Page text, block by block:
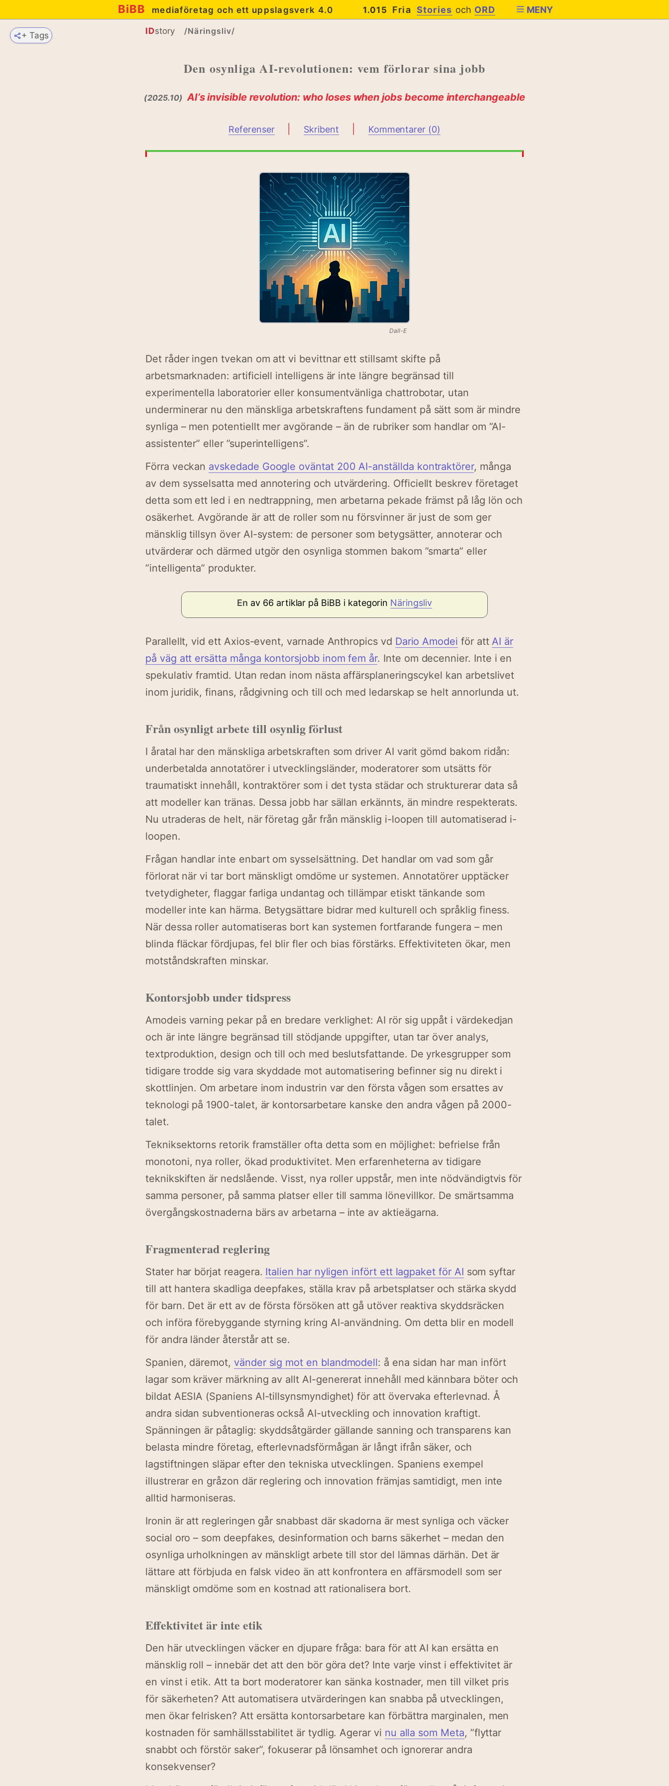
BiBB mediaföretag och ett uppslagsverk 4.0 1.015 Fria Stories och ORD MENY
+ Tags IDstory /Näringsliv/
Den osynliga AI-revolutionen: vem förlorar sina jobb
(2025.10) AI’s invisible revolution: who loses when jobs become interchangeable
Referenser Skribent Kommentarer (0)
Dall-E
Det råder ingen tvekan om att vi bevittnar ett stillsamt skifte på
arbetsmarknaden: artificiell intelligens är inte längre begränsad till
experimentella laboratorier eller konsumentvänliga chattrobotar, utan
underminerar nu den mänskliga arbetskraftens fundament på sätt som är mindre
synliga – men potentiellt mer avgörande – än de rubriker som handlar om ”AI-
assistenter” eller ”superintelligens”.
Förra veckan avskedade Google oväntat 200 AI-anställda kontraktörer, många
av dem sysselsatta med annotering och utvärdering. Officiellt beskrev företaget
detta som ett led i en nedtrappning, men arbetarna pekade främst på låg lön och
osäkerhet. Avgörande är att de roller som nu försvinner är just de som ger
mänsklig tillsyn över AI-system: de personer som betygsätter, annoterar och
utvärderar och därmed utgör den osynliga stommen bakom ”smarta” eller
”intelligenta” produkter.
En av 66 artiklar på BiBB i kategorin Näringsliv
Parallellt, vid ett Axios-event, varnade Anthropics vd Dario Amodei för attAI är
på väg att ersätta många kontorsjobb inom fem år. Inte om decennier. Inte i en
spekulativ framtid. Utan redan inom nästa affärsplaneringscykel kan arbetslivet
inom juridik, finans, rådgivning och till och med ledarskap se helt annorlunda ut.
Från osynligt arbete till osynlig förlust
I åratal har den mänskliga arbetskraften som driver AI varit gömd bakom ridån:
underbetalda annotatörer i utvecklingsländer, moderatorer som utsätts för
traumatiskt innehåll, kontraktörer som i det tysta städar och strukturerar data så
att modeller kan tränas. Dessa jobb har sällan erkännts, än mindre respekterats.
Nu utraderas de helt, när företag går från mänsklig i-loopen till automatiserad i-
loopen.
Frågan handlar inte enbart om sysselsättning. Det handlar om vad som går
förlorat när vi tar bort mänskligt omdöme ur systemen. Annotatörer upptäcker
tvetydigheter, flaggar farliga undantag och tillämpar etiskt tänkande som
modeller inte kan härma. Betygsättare bidrar med kulturell och språklig finess.
När dessa roller automatiseras bort kan systemen fortfarande fungera – men
blinda fläckar fördjupas, fel blir fler och bias förstärks. Effektiviteten ökar, men
motståndskraften minskar.
Kontorsjobb under tidspress
Amodeis varning pekar på en bredare verklighet: AI rör sig uppåt i värdekedjan
och är inte längre begränsad till stödjande uppgifter, utan tar över analys,
textproduktion, design och till och med beslutsfattande. De yrkesgrupper som
tidigare trodde sig vara skyddade mot automatisering befinner sig nu direkt i
skottlinjen. Om arbetare inom industrin var den första vågen som ersattes av
teknologi på 1900-talet, är kontorsarbetare kanske den andra vågen på 2000-
talet.
Tekniksektorns retorik framställer ofta detta som en möjlighet: befrielse från
monotoni, nya roller, ökad produktivitet. Men erfarenheterna av tidigare
teknikskiften är nedslående. Visst, nya roller uppstår, men inte nödvändigtvis för
samma personer, på samma platser eller till samma lönevillkor. De smärtsamma
övergångskostnaderna bärs av arbetarna – inte av aktieägarna.
Fragmenterad reglering
Stater har börjat reagera. Italien har nyligen infört ett lagpaket för AI som syftar
till att hantera skadliga deepfakes, ställa krav på arbetsplatser och stärka skydd
för barn. Det är ett av de första försöken att gå utöver reaktiva skyddsräcken
och införa förebyggande styrning kring AI-användning. Om detta blir en modell
för andra länder återstår att se.
Spanien, däremot, vänder sig mot en blandmodell: å ena sidan har man infört
lagar som kräver märkning av allt AI-genererat innehåll med kännbara böter och
bildat AESIA (Spaniens AI-tillsynsmyndighet) för att övervaka efterlevnad. Å
andra sidan subventioneras också AI-utveckling och innovation kraftigt.
Spänningen är påtaglig: skyddsåtgärder gällande sanning och transparens kan
belasta mindre företag, efterlevnadsförmågan är långt ifrån säker, och
lagstiftningen släpar efter den tekniska utvecklingen. Spaniens exempel
illustrerar en gråzon där reglering och innovation främjas samtidigt, men inte
alltid harmoniseras.
Ironin är att regleringen går snabbast där skadorna är mest synliga och väcker
social oro – som deepfakes, desinformation och barns säkerhet – medan den
osynliga urholkningen av mänskligt arbete till stor del lämnas därhän. Det är
lättare att förbjuda en falsk video än att konfrontera en affärsmodell som ser
mänskligt omdöme som en kostnad att rationalisera bort.
Effektivitet är inte etik
Den här utvecklingen väcker en djupare fråga: bara för att AI kan ersätta en
mänsklig roll – innebär det att den bör göra det? Inte varje vinst i effektivitet är
en vinst i etik. Att ta bort moderatorer kan sänka kostnader, men till vilket pris
för säkerheten? Att automatisera utvärderingen kan snabba på utvecklingen,
men ökar felrisken? Att ersätta kontorsarbetare kan förbättra marginalen, men
kostnaden för samhällsstabilitet är tydlig. Agerar vi nu alla som Meta, ”flyttar
snabbt och förstör saker”, fokuserar på lönsamhet och ignorerar andra
konsekvenser?